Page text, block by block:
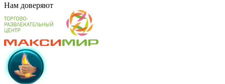
Нам доверяют